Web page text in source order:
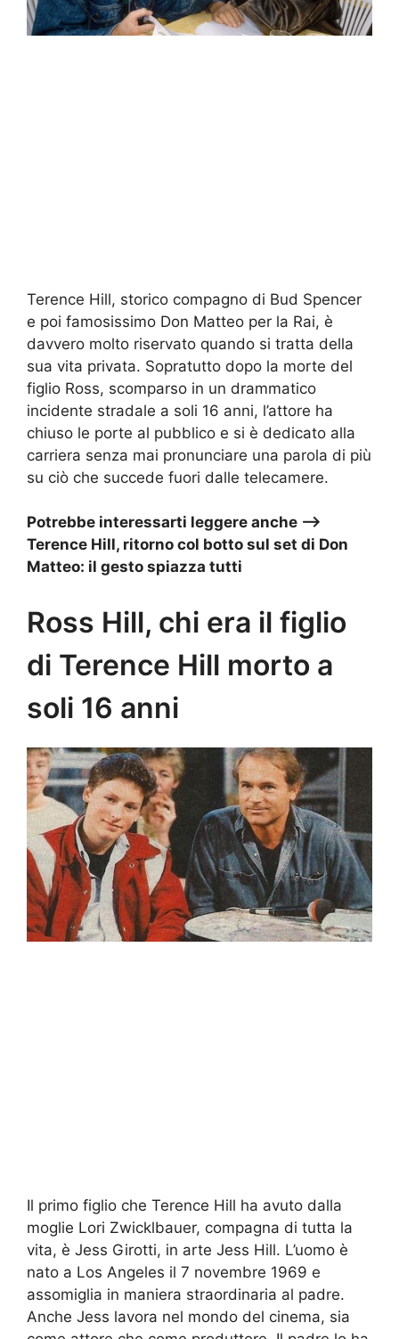
Terence Hill, storico compagno di Bud Spencer
e poi famosissimo Don Matteo per la Rai, è
davvero molto riservato quando si tratta della
sua vita privata. Sopratutto dopo la morte del
figlio Ross, scomparso in un drammatico
incidente stradale a soli 16 anni, l’attore ha
chiuso le porte al pubblico e si è dedicato alla
carriera senza mai pronunciare una parola di più
su ciò che succede fuori dalle telecamere.
Potrebbe interessarti leggere anche —>
Terence Hill, ritorno col botto sul set di Don
Matteo: il gesto spiazza tutti
Ross Hill, chi era il figlio
di Terence Hill morto a
soli 16 anni
Il primo figlio che Terence Hill ha avuto dalla
moglie Lori Zwicklbauer, compagna di tutta la
vita, è Jess Girotti, in arte Jess Hill. L’uomo è
nato a Los Angeles il 7 novembre 1969 e
assomiglia in maniera straordinaria al padre.
Anche Jess lavora nel mondo del cinema, sia